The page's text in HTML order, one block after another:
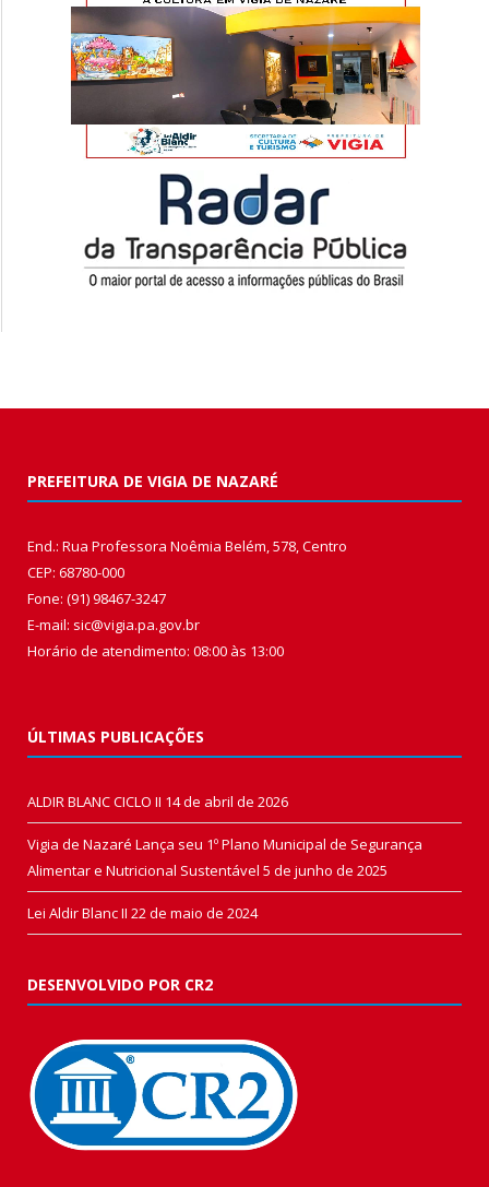
PREFEITURA DE VIGIA DE NAZARÉ
End.: Rua Professora Noêmia Belém, 578, Centro
CEP: 68780-000
Fone: (91) 98467-3247
E-mail: sic@vigia.pa.gov.br
Horário de atendimento: 08:00 às 13:00
ÚLTIMAS PUBLICAÇÕES
ALDIR BLANC CICLO II 14 de abril de 2026
Vigia de Nazaré Lança seu 1º Plano Municipal de Segurança
Alimentar e Nutricional Sustentável 5 de junho de 2025
Lei Aldir Blanc II 22 de maio de 2024
DESENVOLVIDO POR CR2